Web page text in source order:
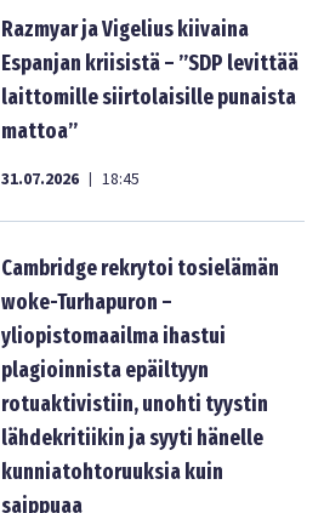
Razmyar ja Vigelius kiivaina
Espanjan kriisistä – ”SDP levittää
laittomille siirtolaisille punaista
mattoa”
31.07.2026 | 18:45
Cambridge rekrytoi tosielämän
woke-Turhapuron –
yliopistomaailma ihastui
plagioinnista epäiltyyn
rotuaktivistiin, unohti tyystin
lähdekritiikin ja syyti hänelle
kunniatohtoruuksia kuin
saippuaa